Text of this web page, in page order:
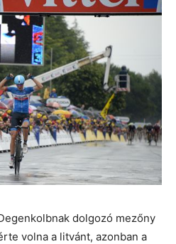
dolgozó mezőny
volna a litvánt, azonban a